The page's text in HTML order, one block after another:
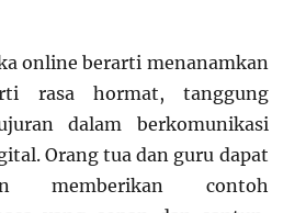
online berarti menanamkan
rasa hormat, tanggung
dalam berkomunikasi
Orang tua dan guru dapat
memberikan contoh